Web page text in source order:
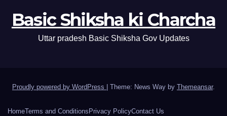
Basic Shiksha ki Charcha
Uttar pradesh Basic Shiksha Gov Updates
Proudly powered by WordPress | Theme: News Way by Themeansar.
HomeTerms and Conditions Privacy PolicyContact Us